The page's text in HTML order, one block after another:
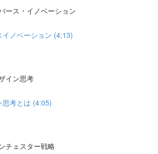
ス・イノベーション
イノベーション (4:13)
イン思考
思考とは (4:05)
チェスター戦略